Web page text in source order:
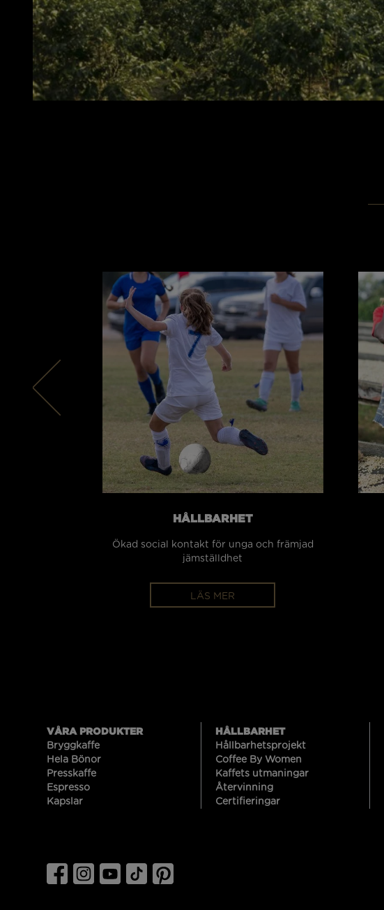
HÅLLBARHET
Ökad social kontakt för unga och främjad
jämställdhet
LÄS MER
VÅRA PRODUKTER
Bryggkaffe
Hela Bönor
Presskaffe
Espresso
Kapslar
HÅLLBARHET
Hållbarhetsprojekt
Coffee By Women
Kaffets utmaningar
Återvinning
Certifieringar